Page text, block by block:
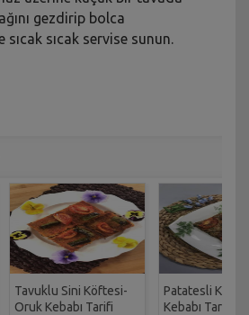
gezdirip bolca
sıcak sıcak servise sunun.
Tavuklu Sini Köftesi-
Oruk Kebabı Tarifi
Patatesli
Kebabı Tarifi